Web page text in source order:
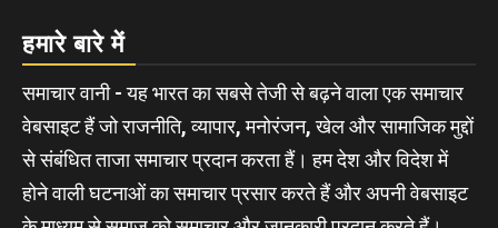
हमारे बारे में
समाचार वानी - यह भारत का सबसे तेजी से बढ़ने वाला एक समाचार
वेबसाइट हैं जो राजनीति, व्यापार, मनोरंजन, खेल और सामाजिक मुद्दों
से संबंधित ताजा समाचार प्रदान करता हैं। हम देश और विदेश में
होने वाली घटनाओं का समाचार प्रसार करते हैं और अपनी वेबसाइट